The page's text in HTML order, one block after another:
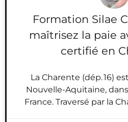
Formation Silae
maîtrisez la paie
certifié en
La Charente (dép. 16)
Nouvelle-Aquitaine,
France. Traversé par la